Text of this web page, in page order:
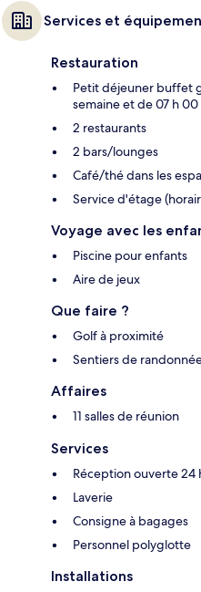
Services et
Restauration
Petit déjeuner buffet
semaine et de 07 h
2 restaurants
2 bars/lounges
Café/thé dans les
Service d'étage
Voyage avec les
Piscine pour enfants
Aire de jeux
Que faire ?
Golf à proximité
Sentiers de
Affaires
11 salles de réunion
Services
Réception ouverte 24
Laverie
Consigne à bagages
Personnel polyglotte
Installations